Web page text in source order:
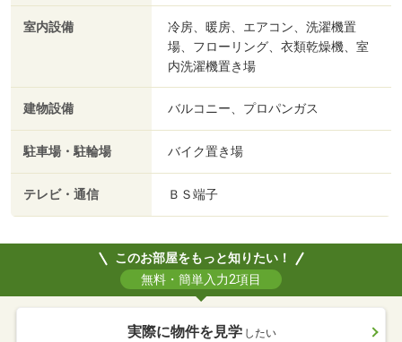
室内設備
冷房、暖房、エアコン、洗濯機置
場、フローリング、衣類乾燥機、室
内洗濯機置き場
建物設備 バルコニー、プロパンガス
駐車場・駐輪場 バイク置き場
テレビ・通信 ＢＳ端子
このお部屋をもっと知りたい！
無料・簡単入力2項目
実際に物件を見学 したい